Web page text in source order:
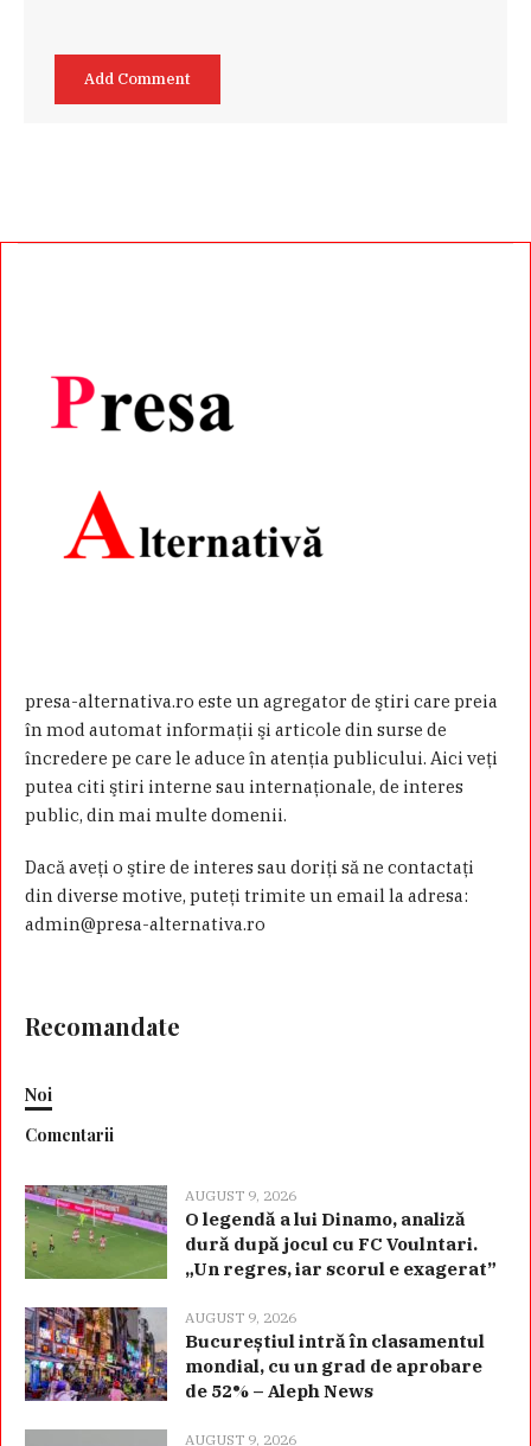
presa-alternativa.ro este un agregator de ştiri care preia
în mod automat informaţii şi articole din surse de
încredere pe care le aduce în atenţia publicului. Aici veţi
putea citi ştiri interne sau internaţionale, de interes
public, din mai multe domenii.
Dacă aveţi o ştire de interes sau doriţi să ne contactaţi
din diverse motive, puteţi trimite un email la adresa:
admin@presa-alternativa.ro
Recomandate
Noi
Comentarii
AUGUST 9, 2026
O legendă a lui Dinamo, analiză
dură după jocul cu FC Voulntari.
„Un regres, iar scorul e exagerat”
AUGUST 9, 2026
Bucureștiul intră în clasamentul
mondial, cu un grad de aprobare
de 52% – Aleph News
AUGUST 9, 2026